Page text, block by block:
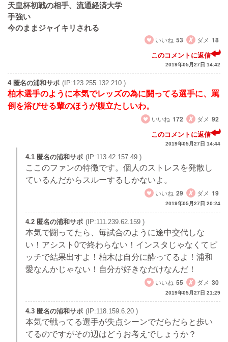
天皇杯初戦の相手、流通経済大学
手強い
今のままジャイキリされる
いいね 53 ダメ 18
このコメントに返信
2019年05月27日 14:42
4 匿名の浦和サポ (IP:123.255.132.210 )
柏木選手のように本気でレッズの為に闘ってる選手に、罵
倒を浴びせる輩のほうが腹立たしいわ。
いいね 172 ダメ 92
このコメントに返信
2019年05月27日 14:44
4.1 匿名の浦和サポ (IP:113.42.157.49 )
ここのファンの特徴です。個人のストレスを発散し
ているんだからスルーするしかないよ。
いいね 29 ダメ 19
2019年05月27日 20:24
4.2 匿名の浦和サポ (IP:111.239.62.159 )
本気で闘ってたら、毎試合のように途中交代しな
い！アシスト0で終わらない！インスタじゃなくてピ
ッチで結果出すよ！柏木は自分に酔ってるよ！浦和
愛なんかじゃない！自分が好きなだけなんだ！
いいね 55 ダメ 30
2019年05月27日 21:29
4.3 匿名の浦和サポ (IP:118.159.6.20 )
本気で戦ってる選手が失点シーンでだらだらと歩い
てるのですがその辺はどうお考えでしょうか？